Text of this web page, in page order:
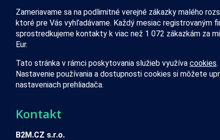
Zameriavame sa na podlimitné verejné zákazky malého
ktoré pre Vás vyhľadávame. Každý mesiac registrovaným
sprostredkujeme kontakty k viac než 1 072 zákazkám za
Eur.
Tato stránka v rámci poskytovania služieb využíva cookies.
Nastavenie používania a dostupnosti cookies si môžete
nastaveniach prehliadača.
Kontakt
B2M.CZ s.r.o.